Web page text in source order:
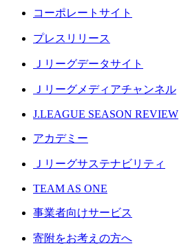
コーポレートサイト
プレスリリース
Ｊリーグデータサイト
Ｊリーグメディアチャンネル
J.LEAGUE SEASON REVIEW
アカデミー
Ｊリーグサステナビリティ
TEAM AS ONE
事業者向けサービス
寄附をお考えの方へ